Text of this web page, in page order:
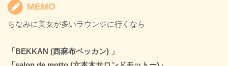
MEMO
ちなみに美女が多いラウンジに行くなら
「BEKKAN (西麻布ベッカン) 」